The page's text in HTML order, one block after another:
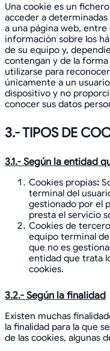
Una cookie es un
acceder a
a una página web,
información sobre los
de su equipo y,
contengan y de la
utilizarse para
únicamente a un
dispositivo y no
conocer sus datos
3.- TIPOS DE
3.1.- Según la entidad
Cookies propias:
terminal del
gestionado por el
presta el servicio
Cookies de
equipo terminal
que no es
entidad que trata
cookies.
3.2.- Según la finalidad
Existen muchas
la finalidad para la que
de las cookies, algunas